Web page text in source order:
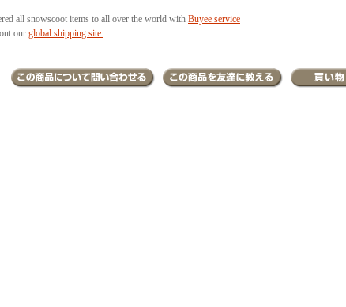
all snowscoot items to all over the world with Buyee service
our global shipping site .